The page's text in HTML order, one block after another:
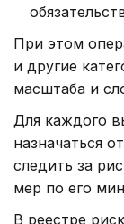
При этом
и другие
масштаба и
Для каждого
назначаться
следить за
мер по его
В реестре